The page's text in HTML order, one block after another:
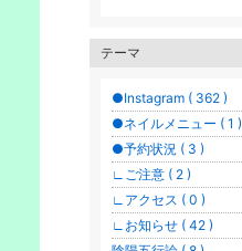
テーマ
●Instagram ( 362 )
●ネイルメニュー ( 1 )
●予約状況 ( 3 )
∟ご注意 ( 2 )
∟アクセス ( 0 )
∟お知らせ ( 42 )